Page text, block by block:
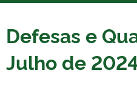
TELEFONES
Defesas e
Julho de